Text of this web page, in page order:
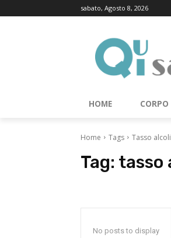
sabato, Agosto 8, 2026
HOME CORPO
Home Tags Tasso
Tag: tasso
No posts to display